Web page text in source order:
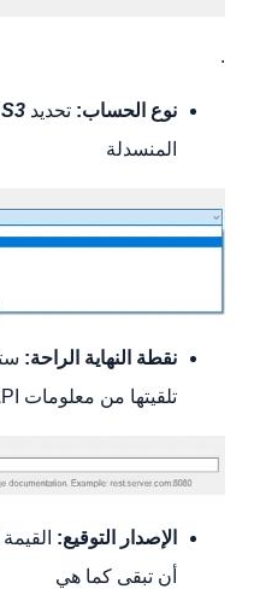
.
نوع الحساب: تحديد S3 التخزين المتوافق
المنسدلة
نقطة النهاية الراحة:
تلقيتها من معلومات API للكائن
الإصدار التوقيع:
أن تبقى كما هي